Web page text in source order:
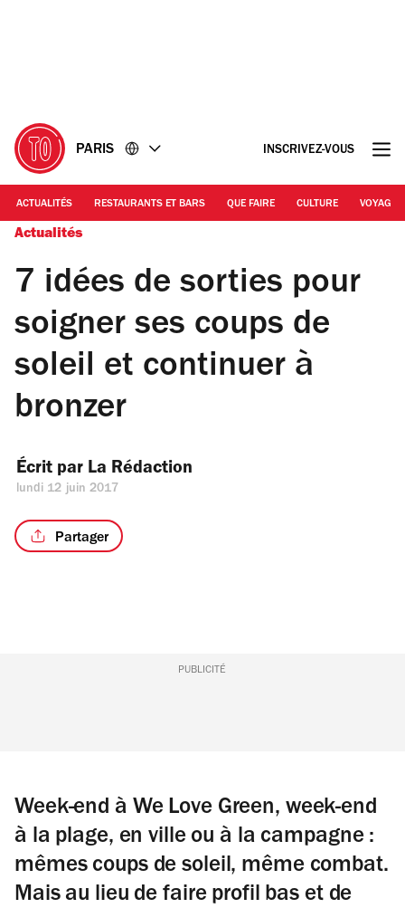
PARIS INSCRIVEZ-VOUS
ACTUALITÉS RESTAURANTS ET BARS QUE FAIRE CULTURE VOYAGE
Actualités
7 idées de sorties pour
soigner ses coups de
soleil et continuer à
bronzer
Écrit par La Rédaction
lundi 12 juin 2017
Partager
PUBLICITÉ
Week-end à We Love Green, week-end
à la plage, en ville ou à la campagne :
mêmes coups de soleil, même combat.
Mais au lieu de faire profil bas et de